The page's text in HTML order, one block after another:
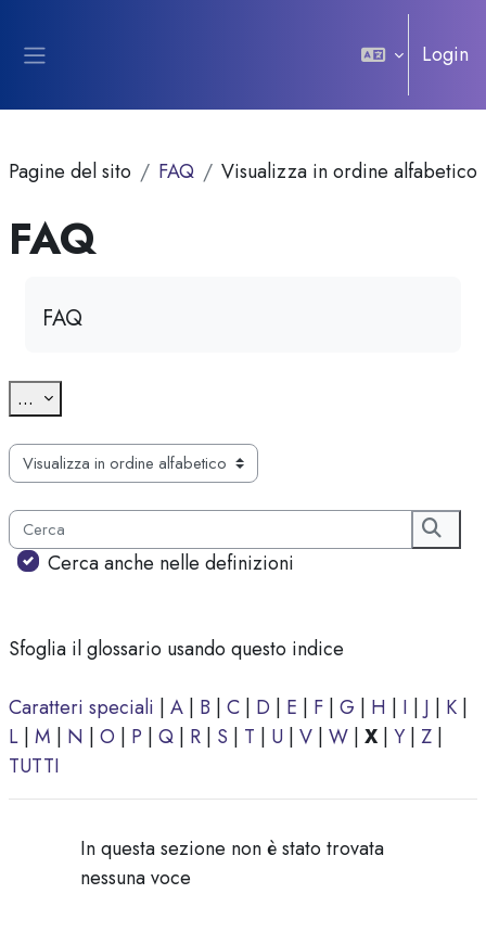
Login
Pagine del sito FAQ Visualizza in ordine alfabetico
FAQ
FAQ
... Esporta voci
Sfoglia il glossario usando questo indice
Cerca
Cerca
Cerca anche nelle definizioni
Sfoglia il glossario usando questo indice
Caratteri speciali | A | B | C | D | E | F | G | H | I | J | K |
L | M | N | O | P | Q | R | S | T | U | V | W | X | Y | Z |
TUTTI
In questa sezione non è stato trovata
nessuna voce